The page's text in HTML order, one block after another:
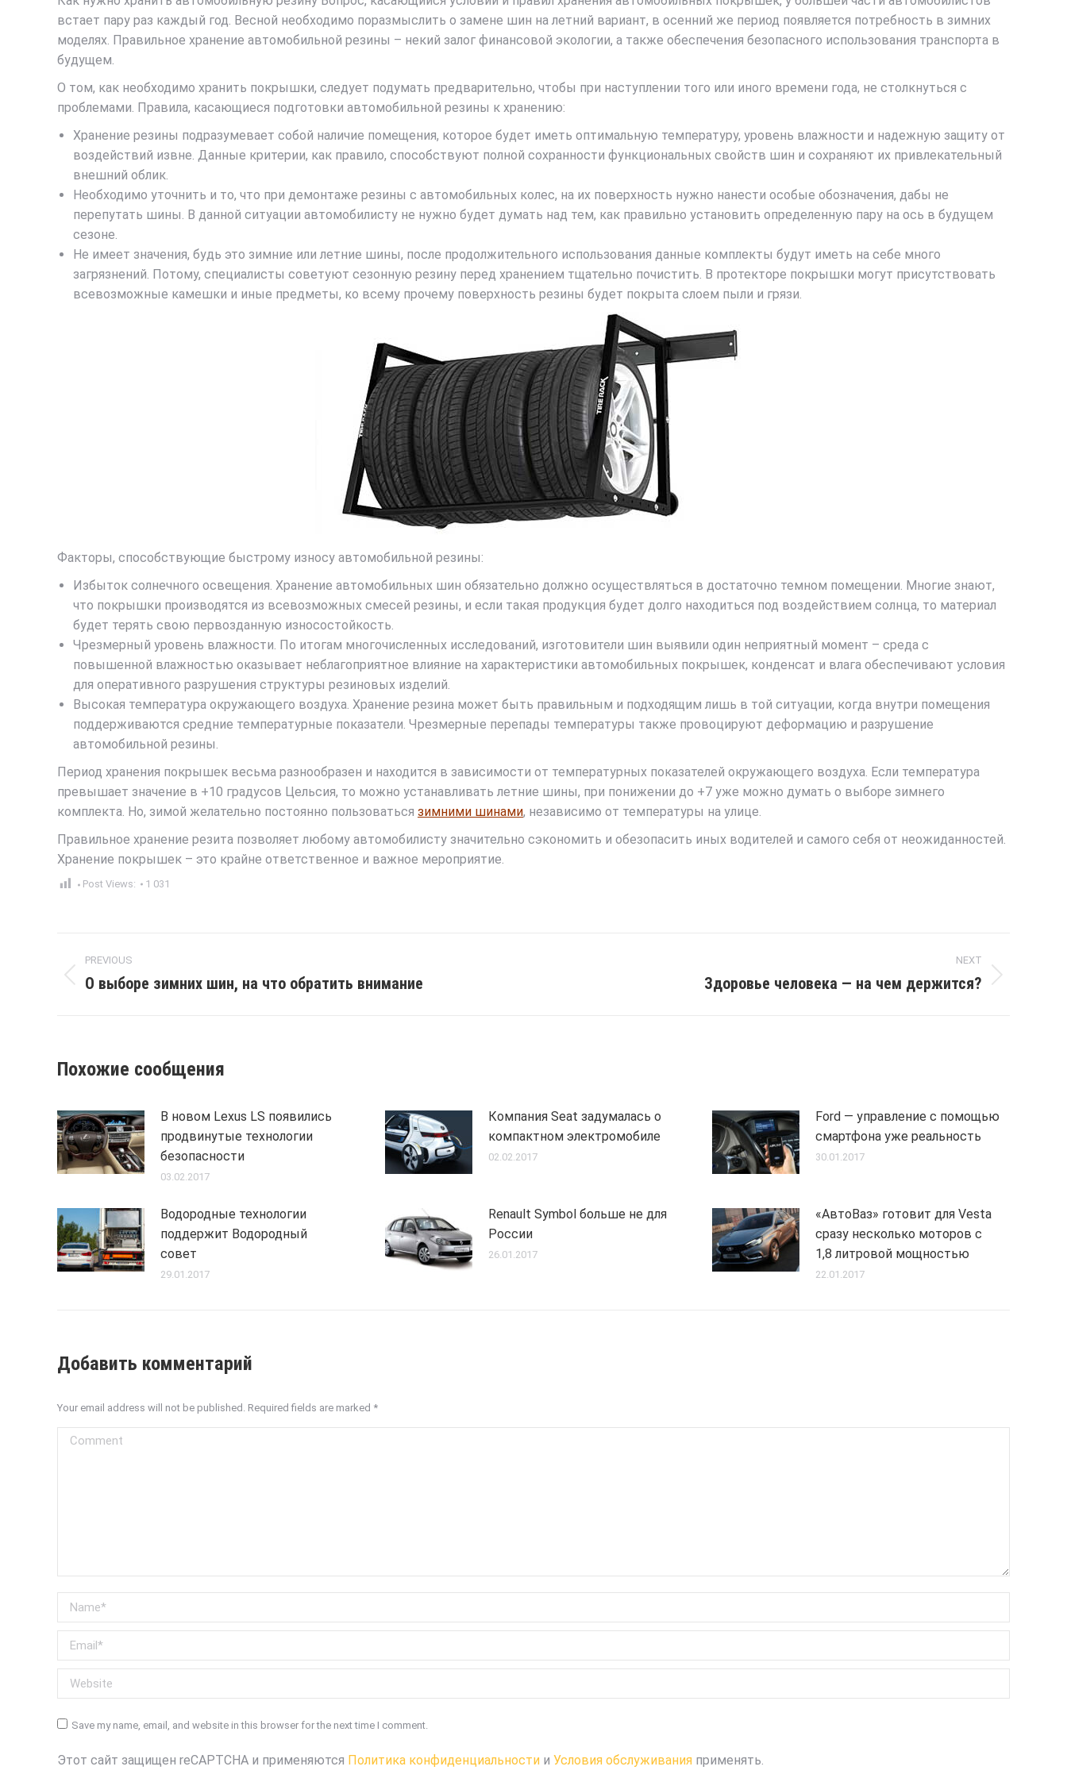
встает пару раз каждый год. Весной необходимо поразмыслить о замене шин на летний вариант, в осенний же период появляется потребность в зимних
моделях. Правильное хранение автомобильной резины – некий залог финансовой экологии, а также обеспечения безопасного использования транспорта в
будущем.
О том, как необходимо хранить покрышки, следует подумать предварительно, чтобы при наступлении того или иного времени года, не столкнуться с
проблемами. Правила, касающиеся подготовки автомобильной резины к хранению:
Хранение резины подразумевает собой наличие помещения, которое будет иметь оптимальную температуру, уровень влажности и надежную защиту от
воздействий извне. Данные критерии, как правило, способствуют полной сохранности функциональных свойств шин и сохраняют их привлекательный
внешний облик.
Необходимо уточнить и то, что при демонтаже резины с автомобильных колес, на их поверхность нужно нанести особые обозначения, дабы не
перепутать шины. В данной ситуации автомобилисту не нужно будет думать над тем, как правильно установить определенную пару на ось в будущем
сезоне.
Не имеет значения, будь это зимние или летние шины, после продолжительного использования данные комплекты будут иметь на себе много
загрязнений. Потому, специалисты советуют сезонную резину перед хранением тщательно почистить. В протекторе покрышки могут присутствовать
всевозможные камешки и иные предметы, ко всему прочему поверхность резины будет покрыта слоем пыли и грязи.
Факторы, способствующие быстрому износу автомобильной резины:
Избыток солнечного освещения. Хранение автомобильных шин обязательно должно осуществляться в достаточно темном помещении. Многие знают,
что покрышки производятся из всевозможных смесей резины, и если такая продукция будет долго находиться под воздействием солнца, то материал
будет терять свою первозданную износостойкость.
Чрезмерный уровень влажности. По итогам многочисленных исследований, изготовители шин выявили один неприятный момент – среда с
повышенной влажностью оказывает неблагоприятное влияние на характеристики автомобильных покрышек, конденсат и влага обеспечивают условия
для оперативного разрушения структуры резиновых изделий.
Высокая температура окружающего воздуха. Хранение резина может быть правильным и подходящим лишь в той ситуации, когда внутри помещения
поддерживаются средние температурные показатели. Чрезмерные перепады температуры также провоцируют деформацию и разрушение
автомобильной резины.
Период хранения покрышек весьма разнообразен и находится в зависимости от температурных показателей окружающего воздуха. Если температура
превышает значение в +10 градусов Цельсия, то можно устанавливать летние шины, при понижении до +7 уже можно думать о выборе зимнего
комплекта. Но, зимой желательно постоянно пользоваться зимними шинами, независимо от температуры на улице.
Правильное хранение резита позволяет любому автомобилисту значительно сэкономить и обезопасить иных водителей и самого себя от неожиданностей.
Хранение покрышек – это крайне ответственное и важное мероприятие.
Post Views: 1 031
Post
navigation
PREVIOUS
Previous
О выборе зимних шин, на что обратить внимание
NEXT
Здоровье человека — на чем держится?
Похожие сообщения
В новом Lexus LS появились
продвинутые технологии
безопасности
03.02.2017
Компания Seat задумалась о
компактном электромобиле
02.02.2017
Ford — управление с помощью
смартфона уже реальность
30.01.2017
Водородные технологии
поддержит Водородный
совет
29.01.2017
Renault Symbol больше не для
России
26.01.2017
«АвтоВаз» готовит для Vesta
сразу несколько моторов с
1,8 литровой мощностью
22.01.2017
Добавить комментарий
Your email address will not be published. Required fields are marked *
Comment
Name *
Email *
Website
Save my name, email, and website in this browser for the next time I comment.
Этот сайт защищен reCAPTCHA и применяются Политика конфиденциальности и Условия обслуживания применять.